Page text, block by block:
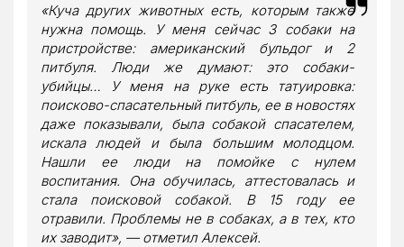
«Куча других животных есть, которым также
нужна помощь. У меня сейчас 3 собаки на
пристройстве: американский бульдог и 2
питбуля. Люди же думают: это собаки-
убийцы… У меня на руке есть татуировка:
поисково-спасательный питбуль, ее в новостях
даже показывали, была собакой спасателем,
искала людей и была большим молодцом.
Нашли ее люди на помойке с нулем
воспитания. Она обучилась, аттестовалась и
стала поисковой собакой. В 15 году ее
отравили. Проблемы не в собаках, а в тех, кто
их заводит», — отметил Алексей.